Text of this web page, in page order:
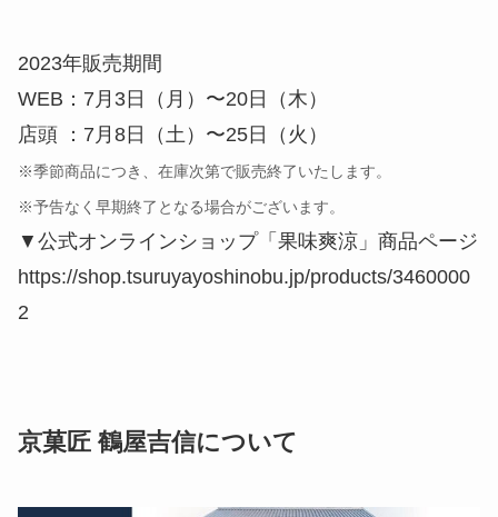
2023年販売期間
WEB：7月3日（月）〜20日（木）
店頭 ：7月8日（土）〜25日（火）
※季節商品につき、在庫次第で販売終了いたします。
※予告なく早期終了となる場合がございます。
▼公式オンラインショップ「果味爽涼」商品ページ
https://shop.tsuruyayoshinobu.jp/products/3460000
2
京菓匠 鶴屋吉信について